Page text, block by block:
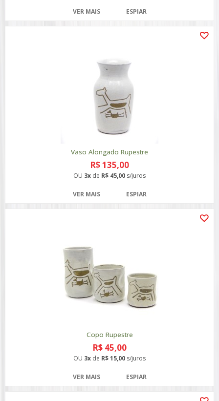
VER MAIS ESPIAR
Vaso Alongado Rupestre
R$ 135,00
OU 3x de R$ 45,00 s/juros
VER MAIS ESPIAR
Copo Rupestre
R$ 45,00
OU 3x de R$ 15,00 s/juros
VER MAIS ESPIAR